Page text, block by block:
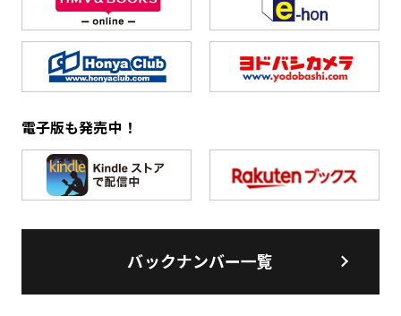
電子版も発売中！
バックナンバー一覧